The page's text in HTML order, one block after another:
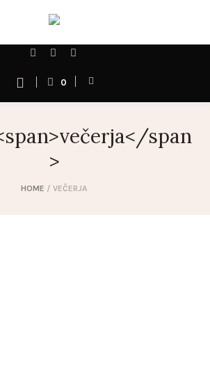
0
span
>
HOME / VEČERJA